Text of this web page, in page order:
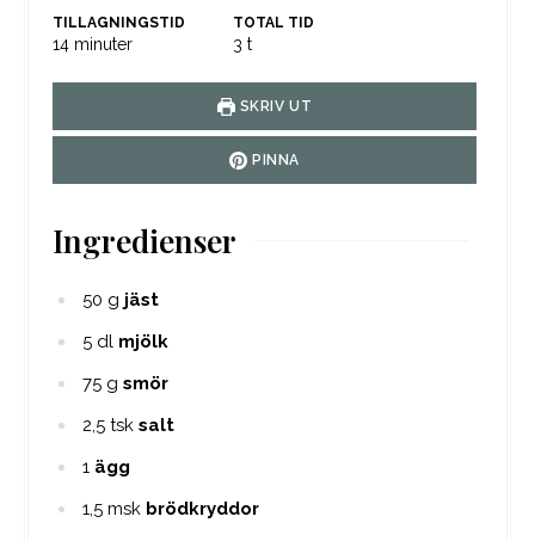
TILLAGNINGSTID
14minuter
minuter
TOTAL TID
3 timmar
t
SKRIV UT
PINNA
Ingredienser
50 g jäst
5 dl mjölk
75 g smör
2,5 tsk salt
1 ägg
1,5 msk brödkryddor